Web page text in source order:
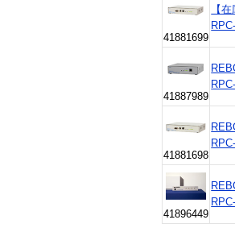
41881699
【
41887989
41881698
41896449